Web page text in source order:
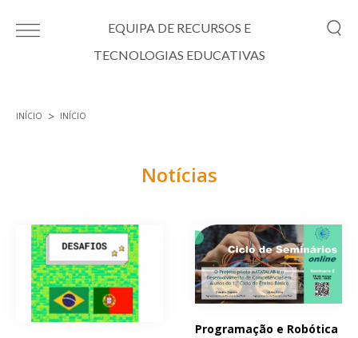
EQUIPA DE RECURSOS E
TECNOLOGIAS EDUCATIVAS
INÍCIO INÍCIO
Notícias
Programação e Robótica
Páginas